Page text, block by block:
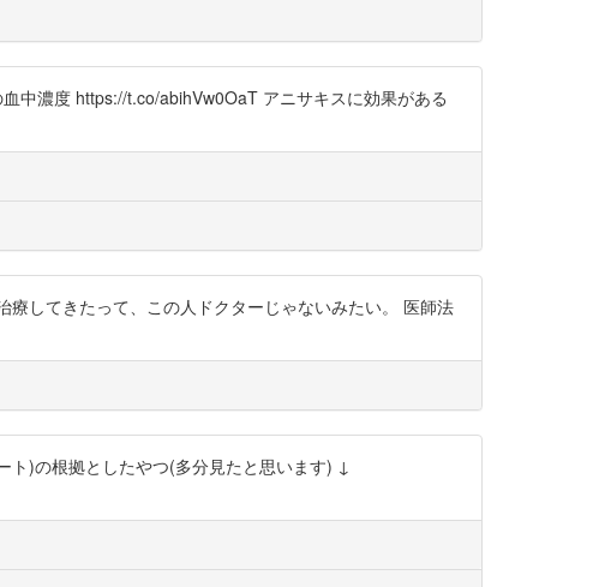
中濃度 https://t.co/abihVw0OaT アニサキスに効果がある
してきたって、この人ドクターじゃないみたい。 医師法
ト)の根拠としたやつ(多分見たと思います) ↓